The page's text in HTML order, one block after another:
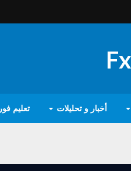
أخبار و تحليلات تعليم